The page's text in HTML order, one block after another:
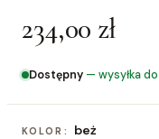
234,00 zł
Dostępny — wysyłka
KOLOR: beż